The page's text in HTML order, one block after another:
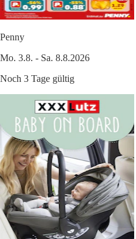
Penny
Mo. 3.8. - Sa. 8.8.2026
Noch 3 Tage gültig